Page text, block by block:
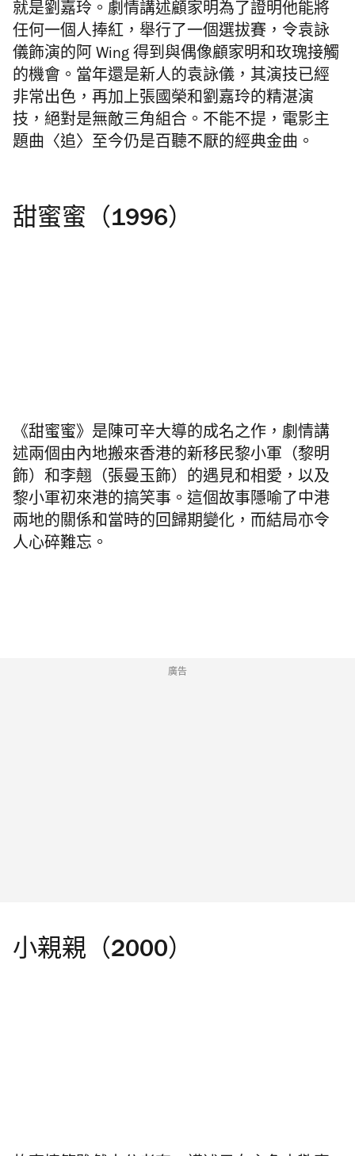
就是劉嘉玲。劇情講述顧家明為了證明他能將
任何一個人捧紅，舉行了一個選拔賽，令袁詠
儀飾演的阿 Wing 得到與偶像顧家明和玫瑰接觸
的機會。當年還是新人的袁詠儀，其演技已經
非常出色，再加上張國榮和劉嘉玲的精湛演
技，絕對是無敵三角組合。不能不提，電影主
題曲〈追〉至今仍是百聽不厭的經典金曲。
甜蜜蜜（1996）
《甜蜜蜜》是陳可辛大導的成名之作，劇情講
述兩個由內地搬來香港的新移民黎小軍（黎明
飾）和李翹（張曼玉飾）的遇見和相愛，以及
黎小軍初來港的搞笑事。這個故事隱喻了中港
兩地的關係和當時的回歸期變化，而結局亦令
人心碎難忘。
廣告
小親親（2000）